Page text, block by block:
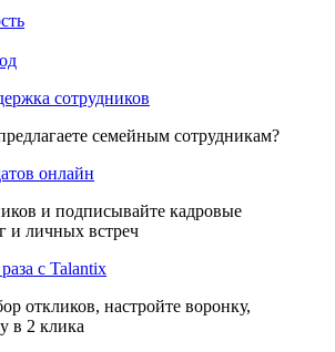
сотрудников
семейным сотрудникам?
онлайн
и подписывайте кадровые
и личных встреч
с Talantix
откликов, настройте воронку,
в 2 клика